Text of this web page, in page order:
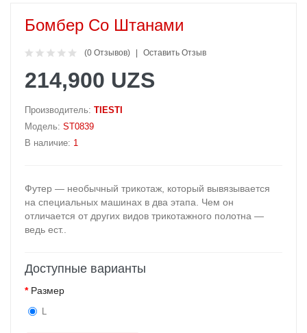
Бомбер Со Штанами
(0 Отзывов) Оставить Отзыв
214,900 UZS
Производитель: TIESTI
Модель: ST0839
В наличие: 1
Футер — необычный трикотаж, который вывязывается
на специальных машинах в два этапа. Чем он
отличается от других видов трикотажного полотна —
ведь ест..
Доступные варианты
Размер
L